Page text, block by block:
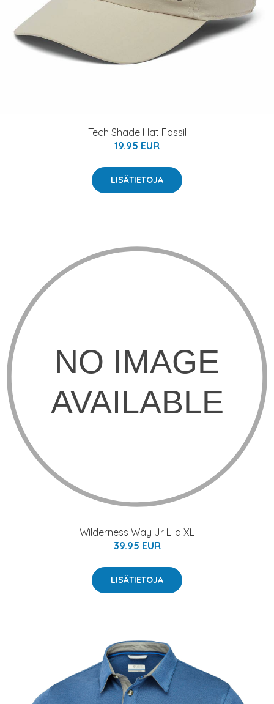
Tech Shade Hat Fossil
19.95 EUR
LISÄTIETOJA
Wilderness Way Jr Lila XL
39.95 EUR
LISÄTIETOJA